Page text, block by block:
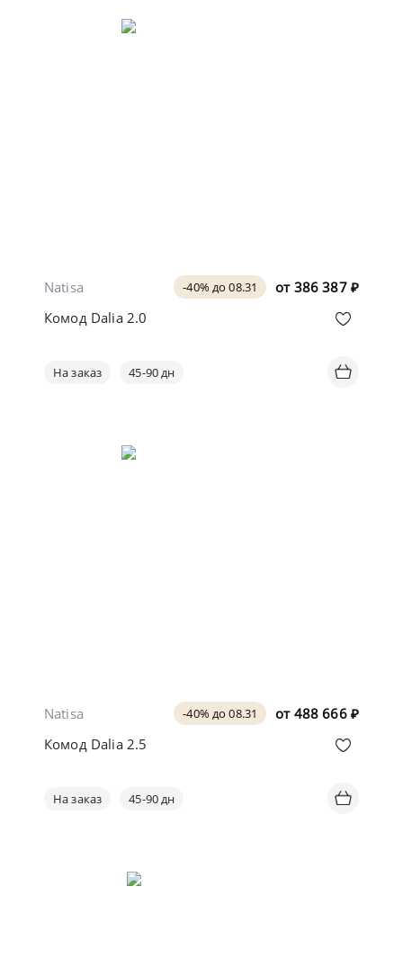
от 386 387 ₽
-40% до 08.31
Natisa
Комод Dalia 2.0
На заказ 45-90 дн
от 488 666 ₽
-40% до 08.31
Natisa
Комод Dalia 2.5
На заказ 45-90 дн